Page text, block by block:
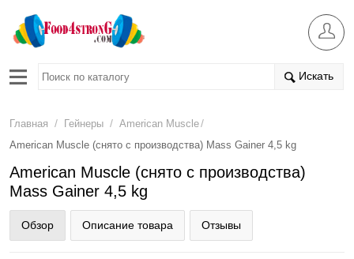
Искать
Главная / Гейнеры / American Muscle/
American Muscle (снято с производства) Mass Gainer 4,5 kg
American Muscle (снято с производства)
Mass Gainer 4,5 kg
Обзор Описание товара Отзывы